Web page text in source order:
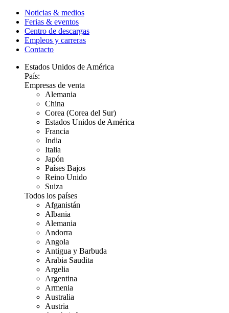
Noticias & medios
Ferias & eventos
Centro de descargas
Empleos y carreras
Contacto
Estados Unidos de América
País:
Empresas de venta
Alemania
China
Corea (Corea del Sur)
Estados Unidos de América
Francia
India
Italia
Japón
Países Bajos
Reino Unido
Suiza
Todos los países
Afganistán
Albania
Alemania
Andorra
Angola
Antigua y Barbuda
Arabia Saudita
Argelia
Argentina
Armenia
Australia
Austria